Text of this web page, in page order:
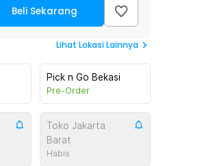
Beli Sekarang
Lihat Lokasi Lainnya
Pick n Go Bekasi
Pre-Order
Toko Jakarta
Barat
Habis